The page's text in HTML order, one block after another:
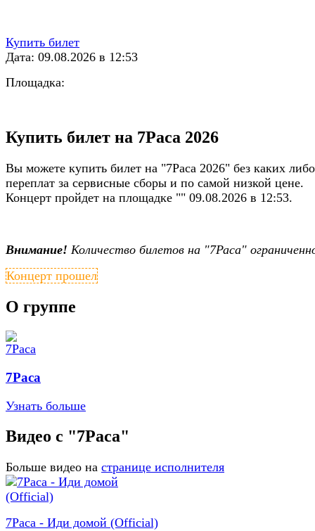
Купить билет
Дата: 09.08.2026 в 12:53
Площадка:
Купить билет на 7Раса 2026
Вы можете купить билет на "7Раса 2026" без каких либо
переплат за сервисные сборы и по самой низкой цене.
Концерт пройдет на площадке "" 09.08.2026 в 12:53.
Внимание! Количество билетов на "7Раса"
Концерт прошел
О группе
7Раса
Узнать больше
Видео с "7Раса"
Больше видео на странице исполнителя
7Раса - Иди домой (Official)